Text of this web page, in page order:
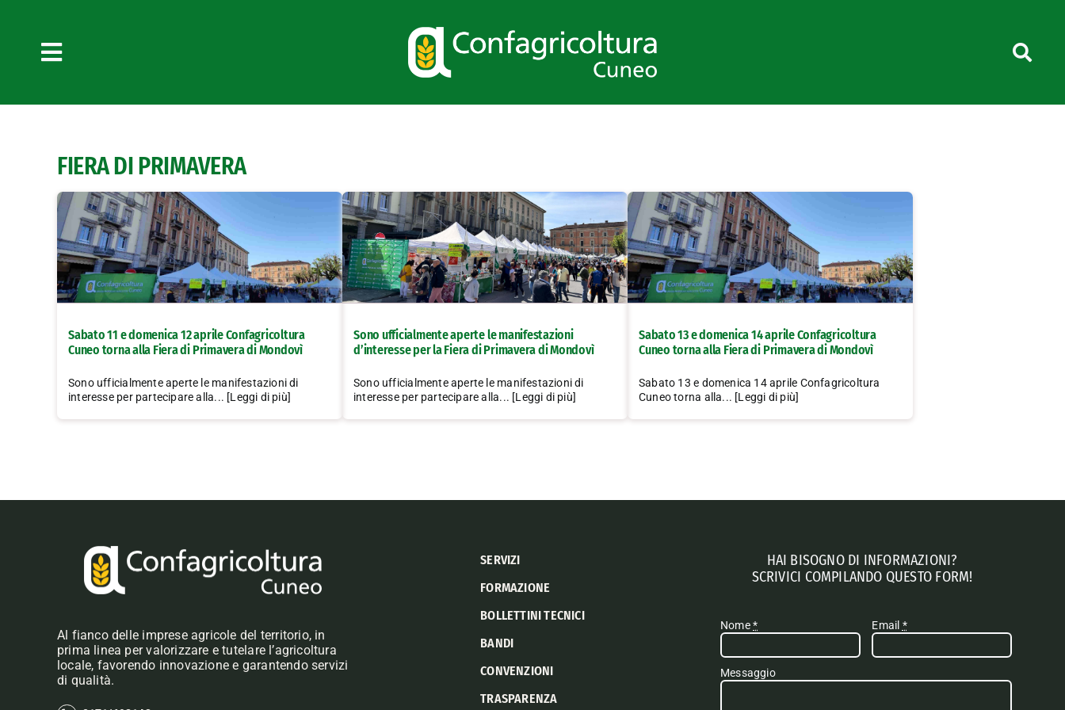
Toggle
FIERA DI PRIMAVERA
Sabato 11 e domenica 12 aprile Confagricoltura
Cuneo torna alla Fiera di Primavera di Mondovì
Sono ufficialmente aperte le manifestazioni di
interesse per partecipare alla... [Leggi di più]
Sono ufficialmente aperte le manifestazioni
d’interesse per la Fiera di Primavera di Mondovì
Sono ufficialmente aperte le manifestazioni di
interesse per partecipare alla... [Leggi di più]
Sabato 13 e domenica 14 aprile Confagricoltura
Cuneo torna alla Fiera di Primavera di Mondovì
Sabato 13 e domenica 14 aprile Confagricoltura
Cuneo torna alla... [Leggi di più]
Al fianco delle imprese agricole del territorio, in
prima linea per valorizzare e tutelare l’agricoltura
locale, favorendo innovazione e garantendo servizi
di qualità.
SERVIZI
FORMAZIONE
BOLLETTINI TECNICI
BANDI
CONVENZIONI
TRASPARENZA
HAI BISOGNO DI INFORMAZIONI?
SCRIVICI COMPILANDO QUESTO FORM!
Nome* Email *
Messaggio